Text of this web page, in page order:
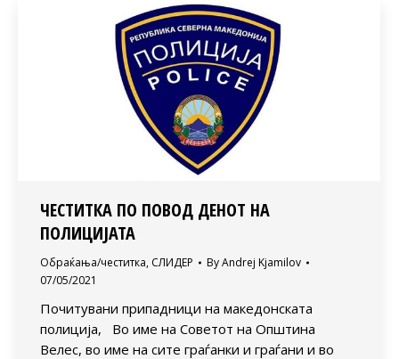
ЧЕСТИТКА ПО ПОВОД ДЕНОТ НА
ПОЛИЦИЈАТА
Обраќања/честитка, СЛИДЕР ByAndrej Kjamilov
07/05/2021
Почитувани припадници на македонската
полиција, Во име на Советот на Општина
Велес, во име на сите граѓанки и граѓани и во